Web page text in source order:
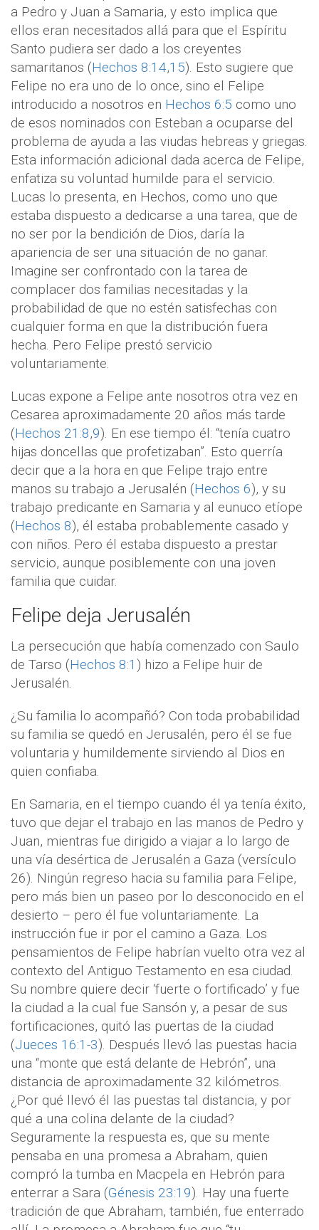
a Pedro y Juan a Samaria, y esto implica que
ellos eran necesitados allá para que el Espíritu
Santo pudiera ser dado a los creyentes
samaritanos (Hechos 8:14,15). Esto sugiere que
Felipe no era uno de lo once, sino el Felipe
introducido a nosotros en Hechos 6:5 como uno
de esos nominados con Esteban a ocuparse del
problema de ayuda a las viudas hebreas y griegas.
Esta información adicional dada acerca de Felipe,
enfatiza su voluntad humilde para el servicio.
Lucas lo presenta, en Hechos, como uno que
estaba dispuesto a dedicarse a una tarea, que de
no ser por la bendición de Dios, daría la
apariencia de ser una situación de no ganar.
Imagine ser confrontado con la tarea de
complacer dos familias necesitadas y la
probabilidad de que no estén satisfechas con
cualquier forma en que la distribución fuera
hecha. Pero Felipe prestó servicio
voluntariamente.
Lucas expone a Felipe ante nosotros otra vez en
Cesarea aproximadamente 20 años más tarde
(Hechos 21:8,9). En ese tiempo él: “tenía cuatro
hijas doncellas que profetizaban”. Esto querría
decir que a la hora en que Felipe trajo entre
manos su trabajo a Jerusalén (Hechos 6), y su
trabajo predicante en Samaria y al eunuco etíope
(Hechos 8), él estaba probablemente casado y
con niños. Pero él estaba dispuesto a prestar
servicio, aunque posiblemente con una joven
familia que cuidar.
Felipe deja Jerusalén
La persecución que había comenzado con Saulo
de Tarso (Hechos 8:1 ) hizo a Felipe huir de
Jerusalén.
¿Su familia lo acompañó? Con toda probabilidad
su familia se quedó en Jerusalén, pero él se fue
voluntaria y humildemente sirviendo al Dios en
quien confiaba.
En Samaria, en el tiempo cuando él ya tenía éxito,
tuvo que dejar el trabajo en las manos de Pedro y
Juan, mientras fue dirigido a viajar a lo largo de
una vía desértica de Jerusalén a Gaza (versículo
26). Ningún regreso hacia su familia para Felipe,
pero más bien un paseo por lo desconocido en el
desierto – pero él fue voluntariamente. La
instrucción fue ir por el camino a Gaza. Los
pensamientos de Felipe habrían vuelto otra vez al
contexto del Antiguo Testamento en esa ciudad.
Su nombre quiere decir ‘fuerte o fortificado’ y fue
la ciudad a la cual fue Sansón y, a pesar de sus
fortificaciones, quitó las puertas de la ciudad
(Jueces 16:1-3). Después llevó las puestas hacia
una “monte que está delante de Hebrón”, una
distancia de aproximadamente 32 kilómetros.
¿Por qué llevó él las puestas tal distancia, y por
qué a una colina delante de la ciudad?
Seguramente la respuesta es, que su mente
pensaba en una promesa a Abraham, quien
compró la tumba en Macpela en Hebrón para
enterrar a Sara (Génesis 23:19). Hay una fuerte
tradición de que Abraham, también, fue enterrado